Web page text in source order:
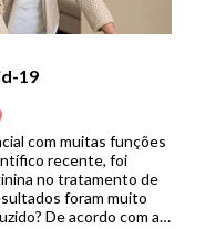
19
com muitas funções
recente, foi
no tratamento de
foram muito
De acordo com a